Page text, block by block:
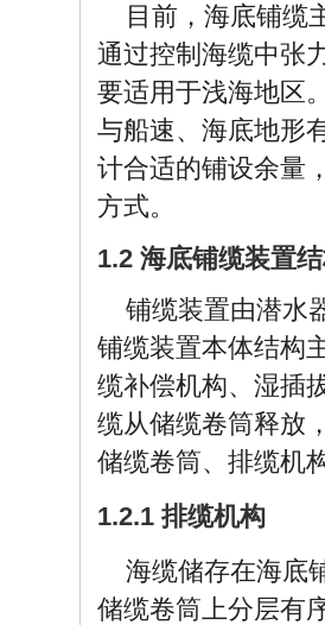
目前，海底铺缆
通过控制海缆中张
要适用于浅海地区
与船速、海底地形
计合适的铺设余量
方式。
1.2 海底铺缆装置
铺缆装置由潜水
铺缆装置本体结构
缆补偿机构、湿插
缆从储缆卷筒释放
储缆卷筒、排缆机
1.2.1 排缆机构
海缆储存在海底
储缆卷筒上分层有